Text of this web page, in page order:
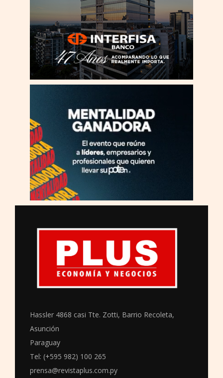
Hassler 4868 casi Tte. Zotti, Barrio Recoleta,
Asunción
Paraguay
Tel: (+595 982) 100 265
prensa@revistaplus.com.py